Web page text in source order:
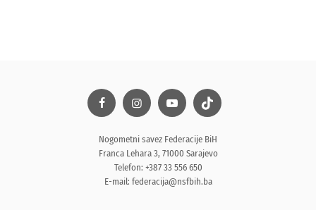
Nogometni savez Federacije BiH
Franca Lehara 3, 71000 Sarajevo
Telefon: +387 33 556 650
E-mail: federacija@nsfbih.ba